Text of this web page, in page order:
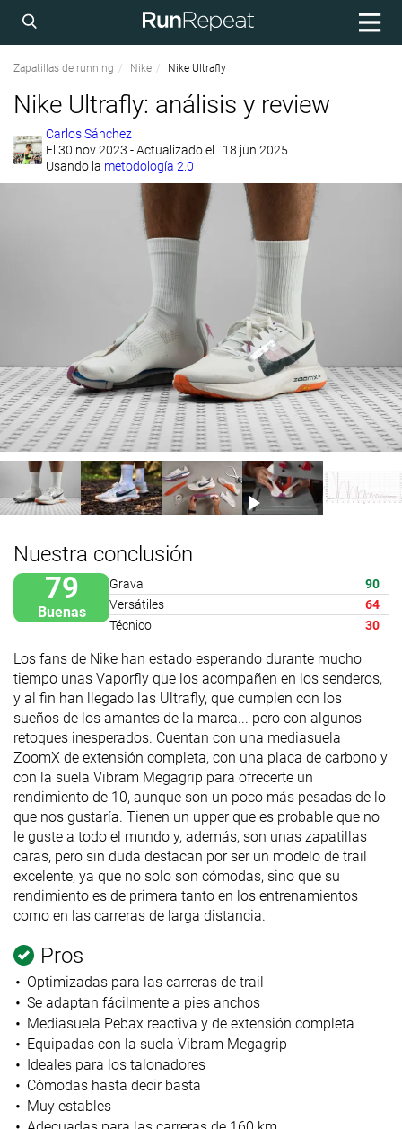
Zapatillas de running Nike Nike Ultrafly
Nike Ultrafly: análisis y review
Carlos Sánchez
El 30 nov 2023 - Actualizado el . 18 jun 2025
Usando la metodología 2.0
Nuestra conclusión
79
Buenas
Grava
90
Versátiles
64
Técnico
30
Los fans de Nike han estado esperando durante mucho
tiempo unas Vaporfly que los acompañen en los senderos,
y al fin han llegado las Ultrafly, que cumplen con los
sueños de los amantes de la marca... pero con algunos
retoques inesperados. Cuentan con una mediasuela
ZoomX de extensión completa, con una placa de carbono y
con la suela Vibram Megagrip para ofrecerte un
rendimiento de 10, aunque son un poco más pesadas de lo
que nos gustaría. Tienen un upper que es probable que no
le guste a todo el mundo y, además, son unas zapatillas
caras, pero sin duda destacan por ser un modelo de trail
excelente, ya que no solo son cómodas, sino que su
rendimiento es de primera tanto en los entrenamientos
como en las carreras de larga distancia.
Pros
Optimizadas para las carreras de trail
Se adaptan fácilmente a pies anchos
Mediasuela Pebax reactiva y de extensión completa
Equipadas con la suela Vibram Megagrip
Ideales para los talonadores
Cómodas hasta decir basta
Muy estables